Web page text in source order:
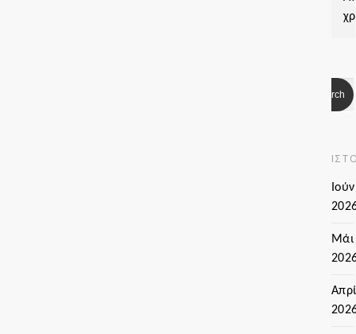
Μάι